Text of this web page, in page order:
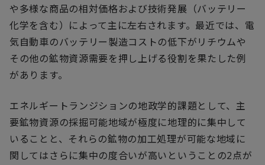
や多様な商品の相対価格および技術発展（バッテリー
化学を含む）によって主に左右されます。最近では、電
気自動車のバッテリー製造コストの低下がリチウムや
その他の鉱物資源需要を押し上げる役割を果たした例
があります。
エネルギートランジションの地政学的課題として、主
要鉱物資源の採掘可能地域が極度に地理的に集中して
いることと、それらの鉱物の加工処理が可能な地域に
関してはさらに集中の度合いが高いということの2点が